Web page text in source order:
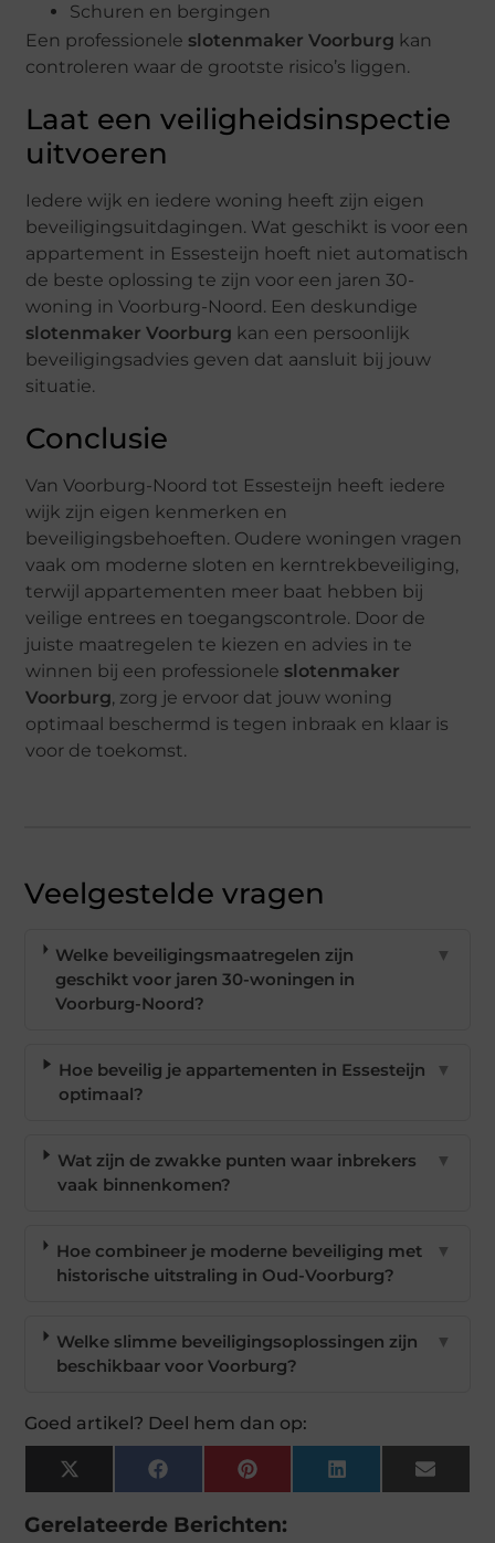
Schuren en bergingen
Een professionele slotenmaker Voorburg kan
controleren waar de grootste risico’s liggen.
Laat een veiligheidsinspectie
uitvoeren
Iedere wijk en iedere woning heeft zijn eigen
beveiligingsuitdagingen. Wat geschikt is voor een
appartement in Essesteijn hoeft niet automatisch
de beste oplossing te zijn voor een jaren 30-
woning in Voorburg-Noord. Een deskundige
slotenmaker Voorburg kan een persoonlijk
beveiligingsadvies geven dat aansluit bij jouw
situatie.
Conclusie
Van Voorburg-Noord tot Essesteijn heeft iedere
wijk zijn eigen kenmerken en
beveiligingsbehoeften. Oudere woningen vragen
vaak om moderne sloten en kerntrekbeveiliging,
terwijl appartementen meer baat hebben bij
veilige entrees en toegangscontrole. Door de
juiste maatregelen te kiezen en advies in te
winnen bij een professionele slotenmaker
Voorburg, zorg je ervoor dat jouw woning
optimaal beschermd is tegen inbraak en klaar is
voor de toekomst.
Veelgestelde vragen
Welke beveiligingsmaatregelen zijn
geschikt voor jaren 30-woningen in
Voorburg-Noord?
▼
Hoe beveilig je appartementen in Essesteijn
optimaal?
▼
Wat zijn de zwakke punten waar inbrekers
vaak binnenkomen?
▼
Hoe combineer je moderne beveiliging met
historische uitstraling in Oud-Voorburg?
▼
Welke slimme beveiligingsoplossingen zijn
beschikbaar voor Voorburg?
▼
Goed artikel? Deel hem dan op:
X
(Twitter)
FacebookPinterest LinkedIn Email
Gerelateerde Berichten: